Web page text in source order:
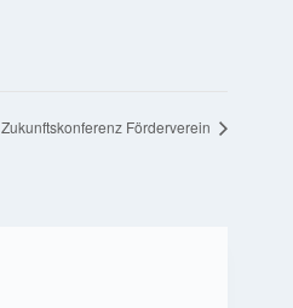
Zukunftskonferenz Förderverein